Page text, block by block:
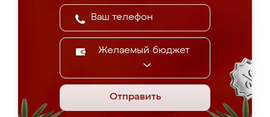
Желаемый бюджет
Отправить